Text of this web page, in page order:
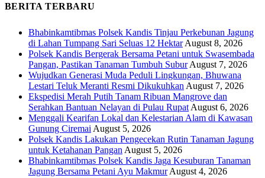
BERITA TERBARU
Bhabinkamtibmas Polsek Kandis Tinjau Perkebunan Jagung
di Lahan Tumpang Sari Seluas 12 Hektar August 8, 2026
Polsek Kandis Bergerak Bersama Petani untuk Swasembada
Pangan, Pastikan Tanaman Tumbuh Subur August 7, 2026
Wujudkan Generasi Muda Peduli Lingkungan, Bhuwana
Lestari Teluk Meranti Resmi Dikukuhkan August 7, 2026
Ekspedisi Merah Putih Tanam Ribuan Mangrove dan
Serahkan Bantuan Nelayan di Pulau Rupat August 6, 2026
Menggali Kearifan Lokal dan Kelestarian Alam di Kawasan
Gunung Ciremai August 5, 2026
Polsek Kandis Lakukan Pengecekan Rutin Tanaman Jagung
untuk Ketahanan Pangan August 5, 2026
Bhabinkamtibmas Polsek Kandis Jaga Kesuburan Tanaman
Jagung Bersama Petani Ayu Makmur August 4, 2026